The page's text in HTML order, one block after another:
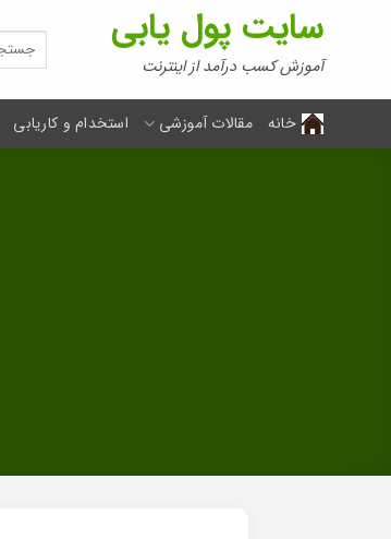
سایت پول یابی
آموزش کسب درآمد از اینترنت
جستجو
برای:
خانه مقالات آموزشی استخدام و کاریابی